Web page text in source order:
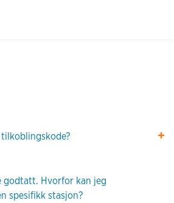
godtatt. Hvorfor kan jeg
spesifikk stasjon?